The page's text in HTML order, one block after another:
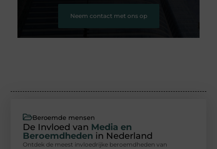
Neem contact met ons op
Beroemde mensen
De Invloed van Media en
Beroemdheden in Nederland
Ontdek de meest invloedrijke beroemdheden van